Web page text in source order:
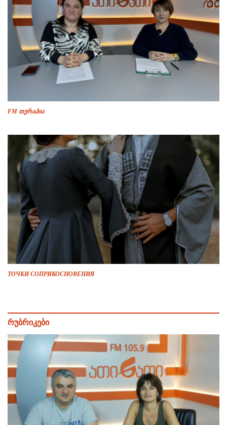
FM თერაპია
ТОЧКИ СОПРИКОСНОВЕНИЯ
რუბრიკები